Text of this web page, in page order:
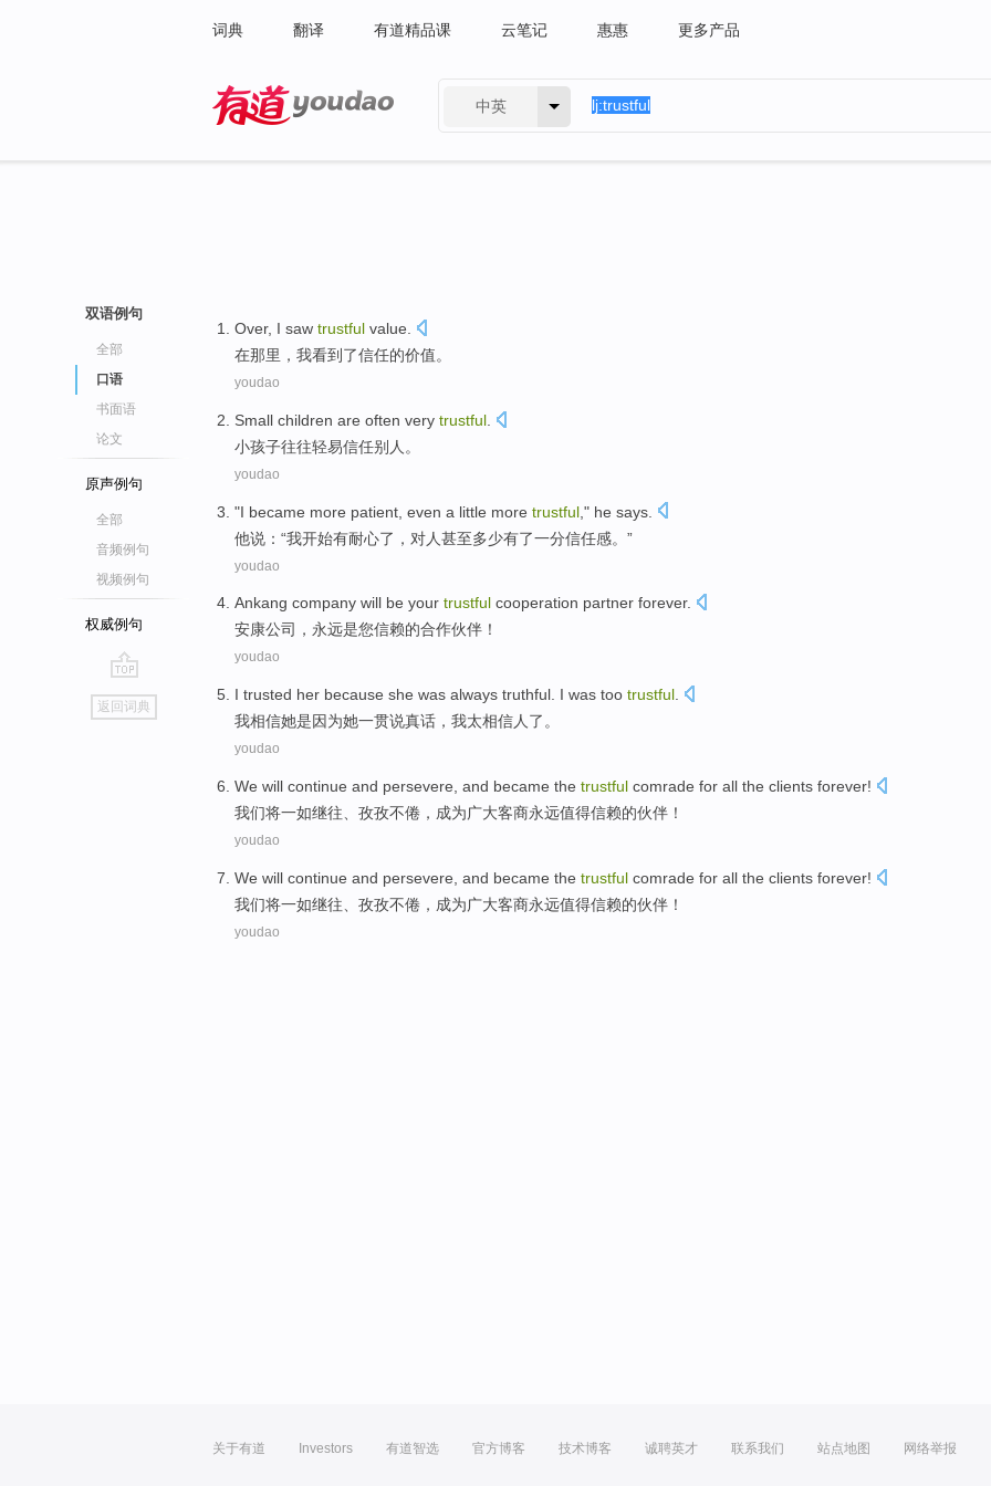
词典 翻译 有道精品课 云笔记 惠惠 更多产品
中英
双语例句
全部
口语
书面语
论文
原声例句
全部
音频例句
视频例句
权威例句
go
top
返回词典
Over, I saw trustful value
在那里 ， 我看到了信任的价值。
youdao
Small children are often very trustful
小孩子往往轻易信任别人。
youdao
"I became more patient even a little more trustful ," he says.
他说：“我开始有耐心了，对人甚至多少有了一分信任感。”
youdao
Ankang company will be your trustful cooperation partner forever.
安康公司 ， 永远是您信赖的合作伙伴 ！
youdao
I trusted her because she was always truthful . I was too trustful
我相信她是因为她一贯说真话 ，我太相信人了。
youdao
We will continue and persevere , and became the trustful comrade for all the clients forever!
我们将一如继往 孜孜不倦 ， 成为广大客商永远值得信赖的伙伴！
youdao
We will continue and persevere , and became the trustful comrade for all the clients forever!
我们将一如继往 孜孜不倦 ， 成为广大客商永远值得信赖的伙伴！
youdao
关于有道 Investors 有道智选 官方博客 技术博客 诚聘英才 联系我们 站点地图 网络举报